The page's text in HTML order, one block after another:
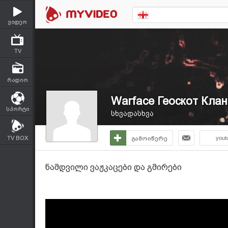
ვიდეო
TV
რადიო
სპორტი
TV BOX
Warface Геоскот
სხვადასხვა
გამოიწერე
ნამდვილი ვაჟკაცები და გმირები